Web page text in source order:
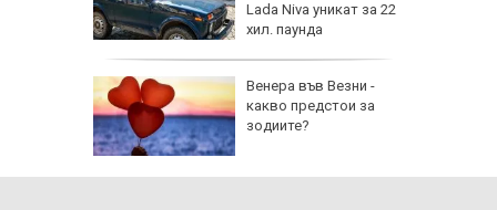
Lada Niva уникат за 22
хил. паунда
Венера във Везни -
какво предстои за
зодиите?